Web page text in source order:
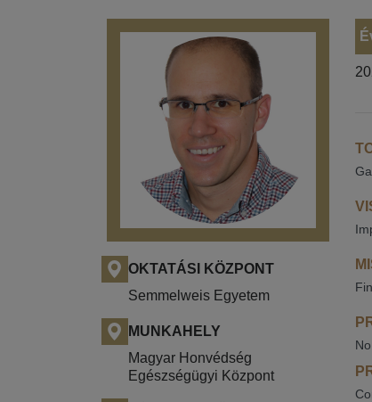
OKTATÁSI KÖZPONT
Semmelweis Egyetem
MUNKAHELY
Magyar Honvédség
Egészségügyi Központ